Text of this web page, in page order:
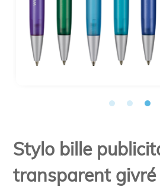
Stylo bille
transparent givré